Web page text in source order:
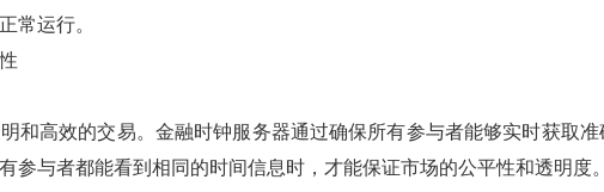
常运行。
和高效的交易。金融时钟服务器通过确保所有参与者能够实时获取
参与者都能看到相同的时间信息时，才能保证市场的公平性和透明度。